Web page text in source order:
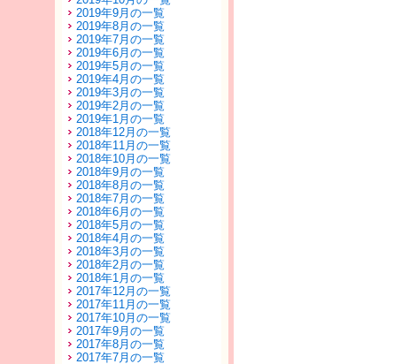
2019年9月の一覧
2019年8月の一覧
2019年7月の一覧
2019年6月の一覧
2019年5月の一覧
2019年4月の一覧
2019年3月の一覧
2019年2月の一覧
2019年1月の一覧
2018年12月の一覧
2018年11月の一覧
2018年10月の一覧
2018年9月の一覧
2018年8月の一覧
2018年7月の一覧
2018年6月の一覧
2018年5月の一覧
2018年4月の一覧
2018年3月の一覧
2018年2月の一覧
2018年1月の一覧
2017年12月の一覧
2017年11月の一覧
2017年10月の一覧
2017年9月の一覧
2017年8月の一覧
2017年7月の一覧